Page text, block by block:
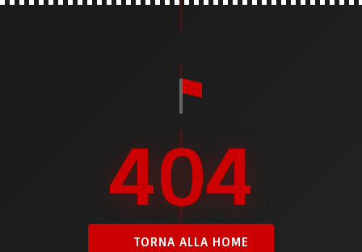
404
TORNA ALLA HOME